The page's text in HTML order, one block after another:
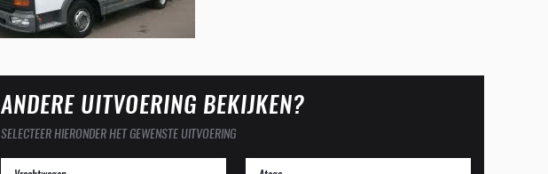
ANDERE UITVOERING BEKIJKEN?
SELECTEER HIERONDER HET GEWENSTE UITVOERING